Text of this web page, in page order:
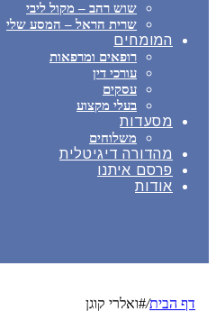
שוש רהב – מקול ליבי
שרית הראל – המסע שלי
המומחים
רופאים ומרפאות
עורכי דין
עסקים
בעלי מקצוע
מסעדות
משלוחים
מהדורה דיגיטלית
פרסם איתנו
אודות
דף הבית/#ואלרי קוגן